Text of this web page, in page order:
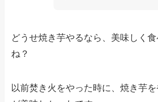
どうせ焼き芋やるなら、美味しく
ね？
以前焚き火をやった時に、焼き芋